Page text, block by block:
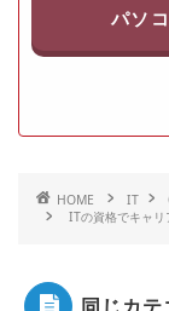
パソ
HOME IT
ITの資格でキャリ